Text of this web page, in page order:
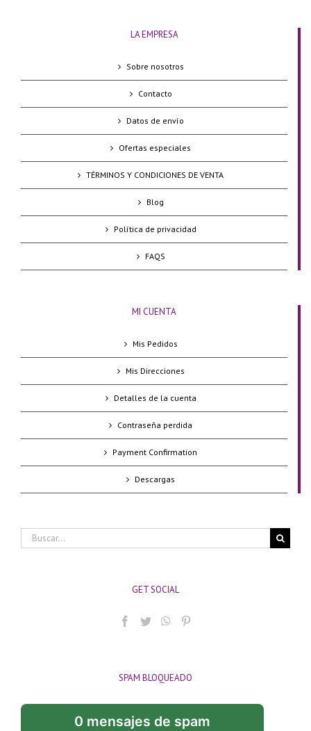
LA EMPRESA
Sobre nosotros
Contacto
Datos de envío
Ofertas especiales
TÉRMINOS Y CONDICIONES DE VENTA
Blog
Política de privacidad
FAQS
MI CUENTA
Mis Pedidos
Mis Direcciones
Detalles de la cuenta
Contraseña perdida
Payment Confirmation
Descargas
Buscar:
GET SOCIAL
SPAM BLOQUEADO
0 mensajes de spam